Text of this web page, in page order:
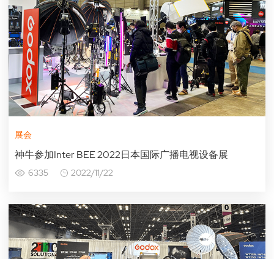
展会
神牛参加Inter BEE 2022日本国际广播电视设备展
6335 2022/11/22